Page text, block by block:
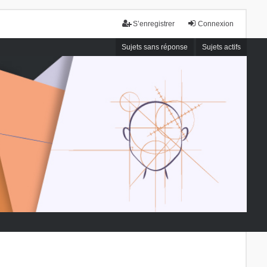
Connexion
S’enregistrer
Sujets sans réponse Sujets actifs